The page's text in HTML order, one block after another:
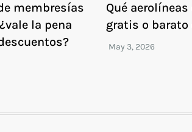
membresías
la pena
Qué
gratis o barato